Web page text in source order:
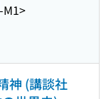
-M1>
神 (講談社